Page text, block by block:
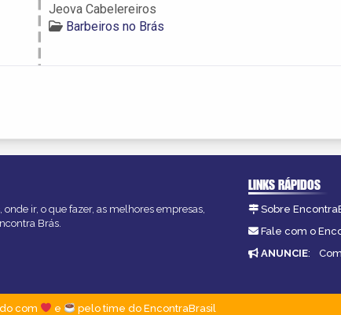
Jeova Cabelereiros
Barbeiros no Brás
ir, o que fazer, as melhores empresas,
Brás.
LINKS RÁPIDOS
Sobre
Fale com o
ANUNCIE:
com e pelo time do EncontraBrasil